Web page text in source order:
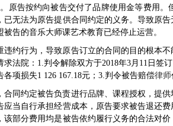
原告按约向被告交付了品牌使用金等费用
已无法为原告提供合同约定的义务。导致原
被告的音乐大师课艺术教育已经停止运营。
违约行为，导致原告订立的合同的目的根本
求法院：1.判令解除双方于2018年3月11日签
各项损失1 126 167.18元；3.判令被告赔偿律师
合同约定被告负责进行品牌、课程授权，提
应当自行承担经营成本，原告要求被告退还
该部分费用均是被告依约履行义务的合法对